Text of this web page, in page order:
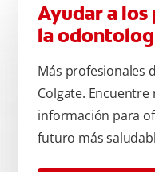
Ayudar a
la
Más profesionales
Colgate.
información para
futuro más